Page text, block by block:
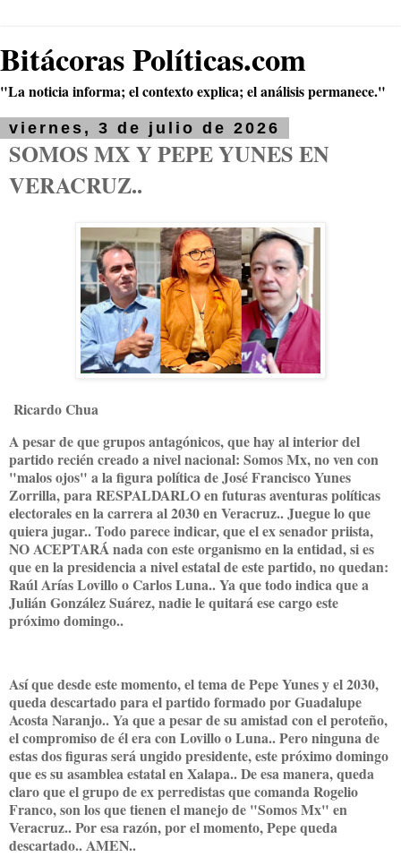
Bitácoras Políticas.com
"La noticia informa; el contexto explica; el análisis permanece."
viernes, 3 de julio de 2026
SOMOS MX Y PEPE YUNES EN
VERACRUZ..
Ricardo Chua
A pesar de que grupos antagónicos, que hay al interior del
partido recién creado a nivel nacional: Somos Mx, no ven con
"malos ojos" a la figura política de José Francisco Yunes
Zorrilla, para RESPALDARLO en futuras aventuras políticas
electorales en la carrera al 2030 en Veracruz.. Juegue lo que
quiera jugar.. Todo parece indicar, que el ex senador priista,
NO ACEPTARÁ nada con este organismo en la entidad, si es
que en la presidencia a nivel estatal de este partido, no quedan:
Raúl Arías Lovillo o Carlos Luna.. Ya que todo indica que a
Julián González Suárez, nadie le quitará ese cargo este
próximo domingo..
Así que desde este momento, el tema de Pepe Yunes y el 2030,
queda descartado para el partido formado por Guadalupe
Acosta Naranjo.. Ya que a pesar de su amistad con el peroteño,
el compromiso de él era con Lovillo o Luna.. Pero ninguna de
estas dos figuras será ungido presidente, este próximo domingo
que es su asamblea estatal en Xalapa.. De esa manera, queda
claro que el grupo de ex perredistas que comanda Rogelio
Franco, son los que tienen el manejo de "Somos Mx" en
Veracruz.. Por esa razón, por el momento, Pepe queda
descartado.. AMEN..